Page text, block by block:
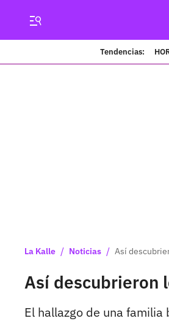
Tendencias:
La Kalle / Noticias / Así
Así descubrieron
El hallazgo de una